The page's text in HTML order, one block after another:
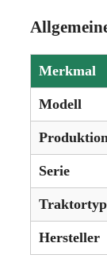
Merkmal
Modell
Serie
Traktortyp
Hersteller